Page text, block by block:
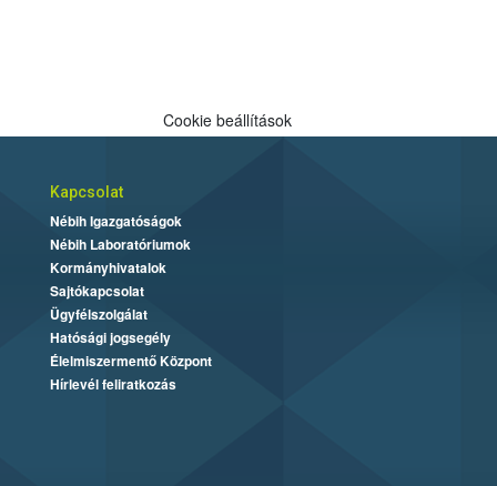
Cookie beállítások
Kapcsolat
Nébih Igazgatóságok
Nébih Laboratóriumok
Kormányhivatalok
Sajtókapcsolat
Ügyfélszolgálat
Hatósági jogsegély
Élelmiszermentő Központ
Hírlevél feliratkozás